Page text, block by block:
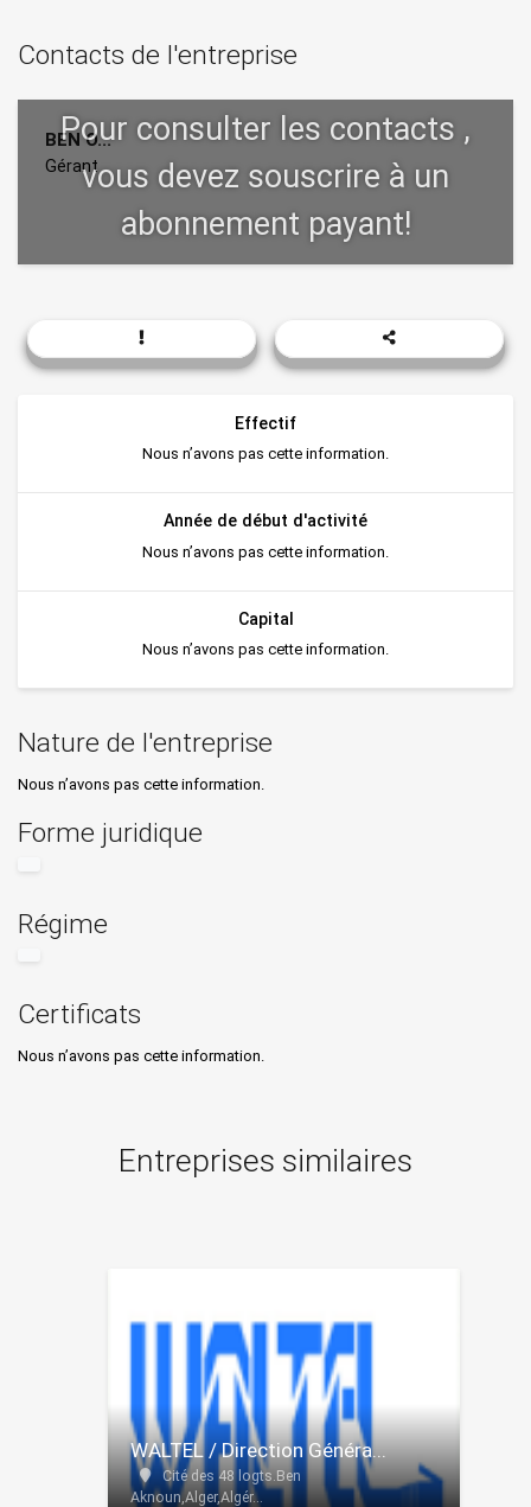
Contacts de l'entreprise
BEN O...
Gérant
Effectif
Nous n’avons pas cette information.
Année de début d'activité
Nous n’avons pas cette information.
Capital
Nous n’avons pas cette information.
Nature de l'entreprise
Nous n’avons pas cette information.
Forme juridique
Régime
Certificats
Nous n’avons pas cette information.
Entreprises similaires
WALTEL / Direction Généra...
Cité des 48 logts.Ben
Aknoun,Alger,Algér...